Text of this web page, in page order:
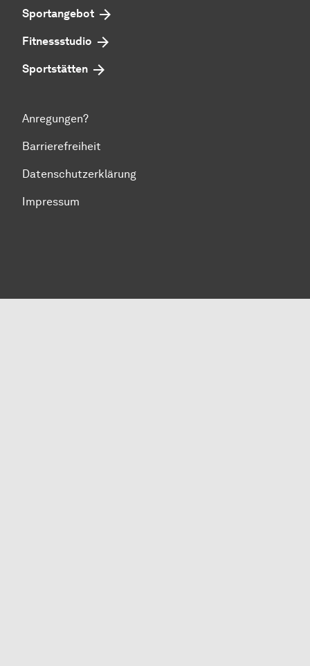
Sportangebot
Fitnessstudio
Sportstätten
Anregungen?
Barrierefreiheit
Datenschutzerklärung
Impressum